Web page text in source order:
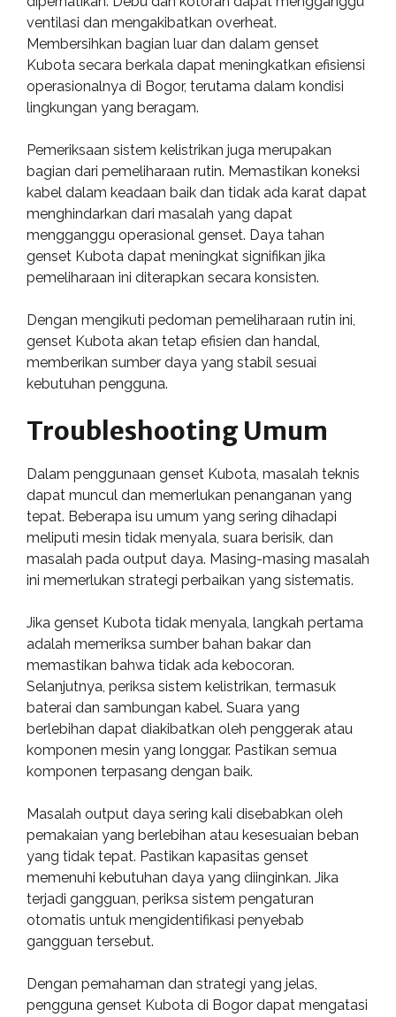
ventilasi dan mengakibatkan overheat.
Membersihkan bagian luar dan dalam genset
Kubota secara berkala dapat meningkatkan efisiensi
operasionalnya di Bogor, terutama dalam kondisi
lingkungan yang beragam.
Pemeriksaan sistem kelistrikan juga merupakan
bagian dari pemeliharaan rutin. Memastikan koneksi
kabel dalam keadaan baik dan tidak ada karat dapat
menghindarkan dari masalah yang dapat
mengganggu operasional genset. Daya tahan
genset Kubota dapat meningkat signifikan jika
pemeliharaan ini diterapkan secara konsisten.
Dengan mengikuti pedoman pemeliharaan rutin ini,
genset Kubota akan tetap efisien dan handal,
memberikan sumber daya yang stabil sesuai
kebutuhan pengguna.
Troubleshooting Umum
Dalam penggunaan genset Kubota, masalah teknis
dapat muncul dan memerlukan penanganan yang
tepat. Beberapa isu umum yang sering dihadapi
meliputi mesin tidak menyala, suara berisik, dan
masalah pada output daya. Masing-masing masalah
ini memerlukan strategi perbaikan yang sistematis.
Jika genset Kubota tidak menyala, langkah pertama
adalah memeriksa sumber bahan bakar dan
memastikan bahwa tidak ada kebocoran.
Selanjutnya, periksa sistem kelistrikan, termasuk
baterai dan sambungan kabel. Suara yang
berlebihan dapat diakibatkan oleh penggerak atau
komponen mesin yang longgar. Pastikan semua
komponen terpasang dengan baik.
Masalah output daya sering kali disebabkan oleh
pemakaian yang berlebihan atau kesesuaian beban
yang tidak tepat. Pastikan kapasitas genset
memenuhi kebutuhan daya yang diinginkan. Jika
terjadi gangguan, periksa sistem pengaturan
otomatis untuk mengidentifikasi penyebab
gangguan tersebut.
Dengan pemahaman dan strategi yang jelas,
pengguna genset Kubota di Bogor dapat mengatasi